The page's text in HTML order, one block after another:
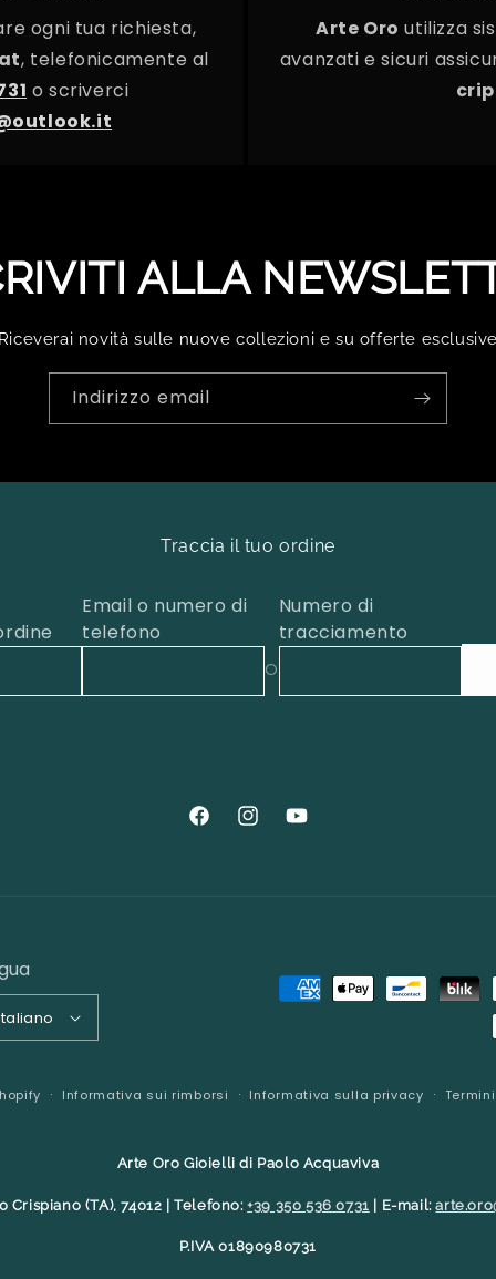
ogni tua richiesta,
, telefonicamente al
o scriverci
Arte Oro utilizza
avanzati e sicuri
ALLA
Riceverai novità sulle nuove collezioni e su offerte esclusive
Indirizzo email
Traccia il tuo ordine
Email o numero di
telefono
O
Numero di
tracciamento
FacebookInstagramYouTube
Metodi
Informativa sui rimborsi Informativa sulla privacy
Arte Oro Gioielli di Paolo Acquaviva
Crispiano (TA), 74012 | Telefono:+39 350 536 0731 | E-mail:
P.IVA 01890980731